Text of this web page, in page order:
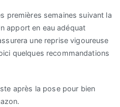
premières semaines suivant la
apport en eau adéquat
une reprise vigoureuse
quelques recommandations
après la pose pour bien